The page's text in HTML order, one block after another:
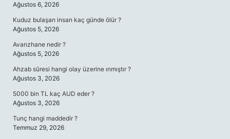
Ağustos 6, 2026
Kuduz bulaşan insan kaç günde ölür ?
Ağustos 5, 2026
Avarızhane nedir ?
Ağustos 5, 2026
Ahzab sûresi hangi olay üzerine ınmıştır ?
Ağustos 3, 2026
5000 bin TL kaç AUD eder ?
Ağustos 3, 2026
Tunç hangi maddedir ?
Temmuz 29, 2026